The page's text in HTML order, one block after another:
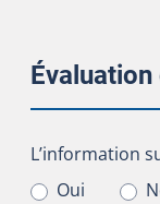
L’information
L’information
Oui